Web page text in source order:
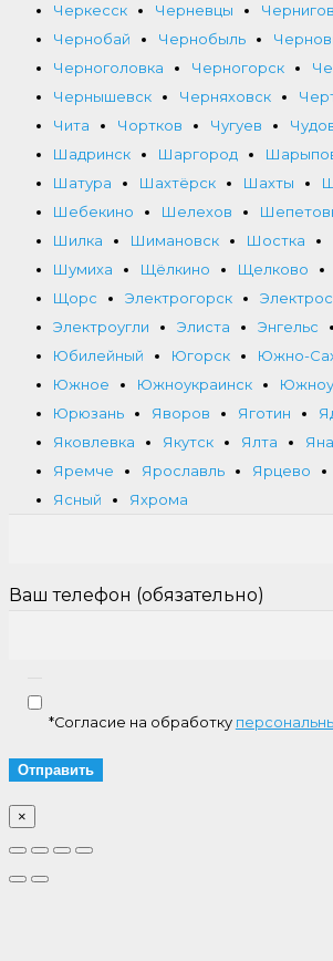
Черкесск
Черневцы Чернигов
Чернобай
Чернобыль
Черноголовка
Черногорск
Чернышевск
Черняховск
Чита
Чортков Чугуев
Шадринск
Шаргород
Шатура
Шахтёрск Шахты
Шебекино
Шелехов
Шилка
Шимановск Шостка
Шумиха
Щёлкино Щелково
Щорс
Электрогорск
Электроугли
Элиста Энгельс
Юбилейный
Югорск
Южно-
Южное
Южноукраинск
Юрюзань
Яворов Яготин
Яковлевка
Якутск Ялта
Яремче
Ярославль Ярцево
Ясный
Яхрома
Ваш телефон (обязательно)
*Согласие на обработку
×